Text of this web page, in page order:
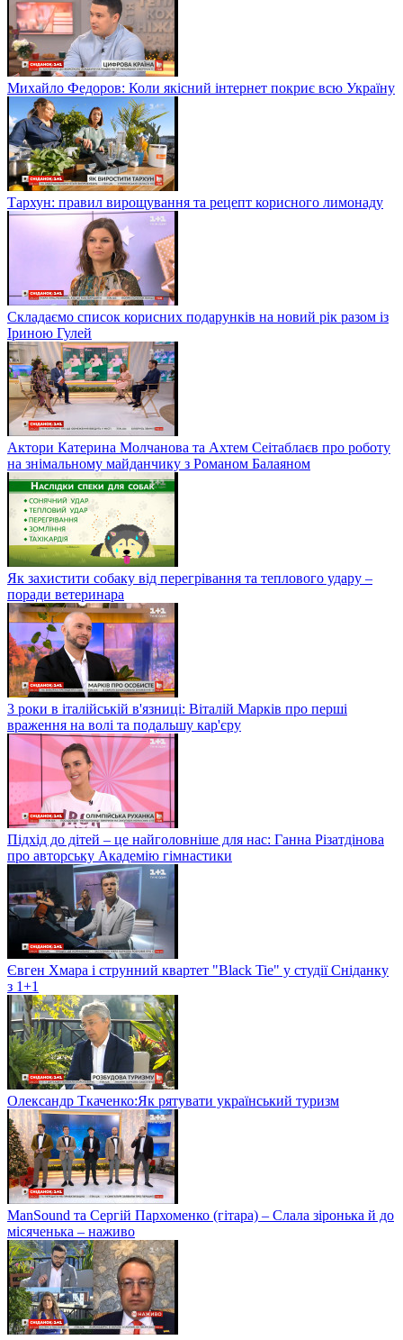
Михайло Федоров: Коли якісний інтернет покриє всю Україну
Тархун: правил вирощування та рецепт корисного лимонаду
Складаємо список корисних подарунків на новий рік разом із
Іриною Гулей
Актори Катерина Молчанова та Ахтем Сеітаблаєв про роботу
на знімальному майданчику з Романом Балаяном
Як захистити собаку від перегрівання та теплового удару –
поради ветеринара
3 роки в італійській в'язниці: Віталій Марків про перші
враження на волі та подальшу кар'єру
Підхід до дітей – це найголовніше для нас: Ганна Різатдінова
про авторську Академію гімнастики
Євген Хмара і струнний квартет "Black Tie" у студії Сніданку
з 1+1
Олександр Ткаченко:Як рятувати український туризм
ManSound та Сергій Пархоменко (гітара) – Слала зіронька й до
місяченька – наживо